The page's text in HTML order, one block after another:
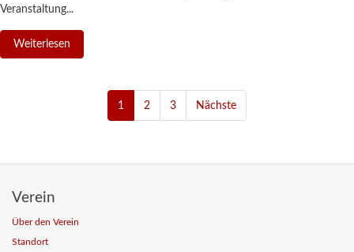
Veranstaltung...
Weiterlesen
1 2 3 Nächste
Verein
Über den Verein
Standort